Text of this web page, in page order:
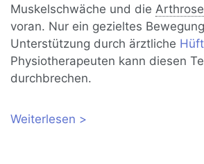
Muskelschwäche und dieArthrose
voran. Nur ein gezieltes
Unterstützung durch ärztliche
Physiotherapeuten kann diesen
durchbrechen.
Weiterlesen über Hüftschmerzen